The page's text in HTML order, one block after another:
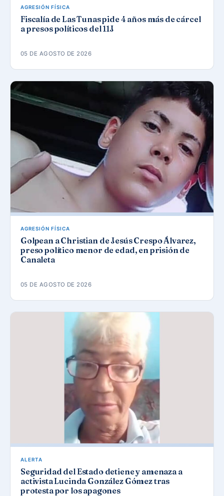
AGRESIÓN FÍSICA
Fiscalía de Las Tunas pide 4 años más de cárcel
a presos políticos del 11J
05 DE AGOSTO DE 2026
AGRESIÓN FÍSICA
Golpean a Christian de Jesús Crespo Álvarez,
preso político menor de edad, en prisión de
Canaleta
05 DE AGOSTO DE 2026
ALERTA
Seguridad del Estado detiene y amenaza a
activista Lucinda González Gómez tras
protesta por los apagones